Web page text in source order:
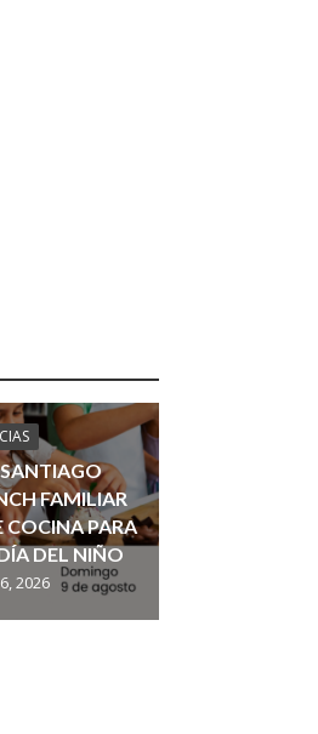
FAMILIAR
COCINA PARA
DEL NIÑO
2026